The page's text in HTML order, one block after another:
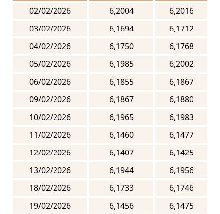
02/02/2026
6,2004
6,2016
03/02/2026
6,1694
6,1712
04/02/2026
6,1750
6,1768
05/02/2026
6,1985
6,2002
06/02/2026
6,1855
6,1867
09/02/2026
6,1867
6,1880
10/02/2026
6,1965
6,1983
11/02/2026
6,1460
6,1477
12/02/2026
6,1407
6,1425
13/02/2026
6,1944
6,1956
18/02/2026
6,1733
6,1746
19/02/2026
6,1456
6,1475